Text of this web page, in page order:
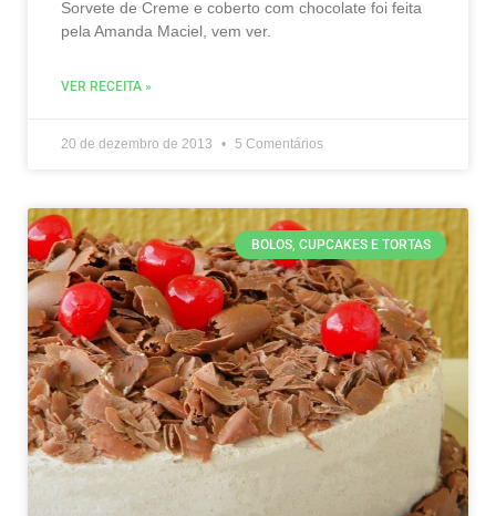
Sorvete de Creme e coberto com chocolate foi feita
pela Amanda Maciel, vem ver.
VER RECEITA »
20 de dezembro de 2013 5 Comentários
BOLOS, CUPCAKES E TORTAS